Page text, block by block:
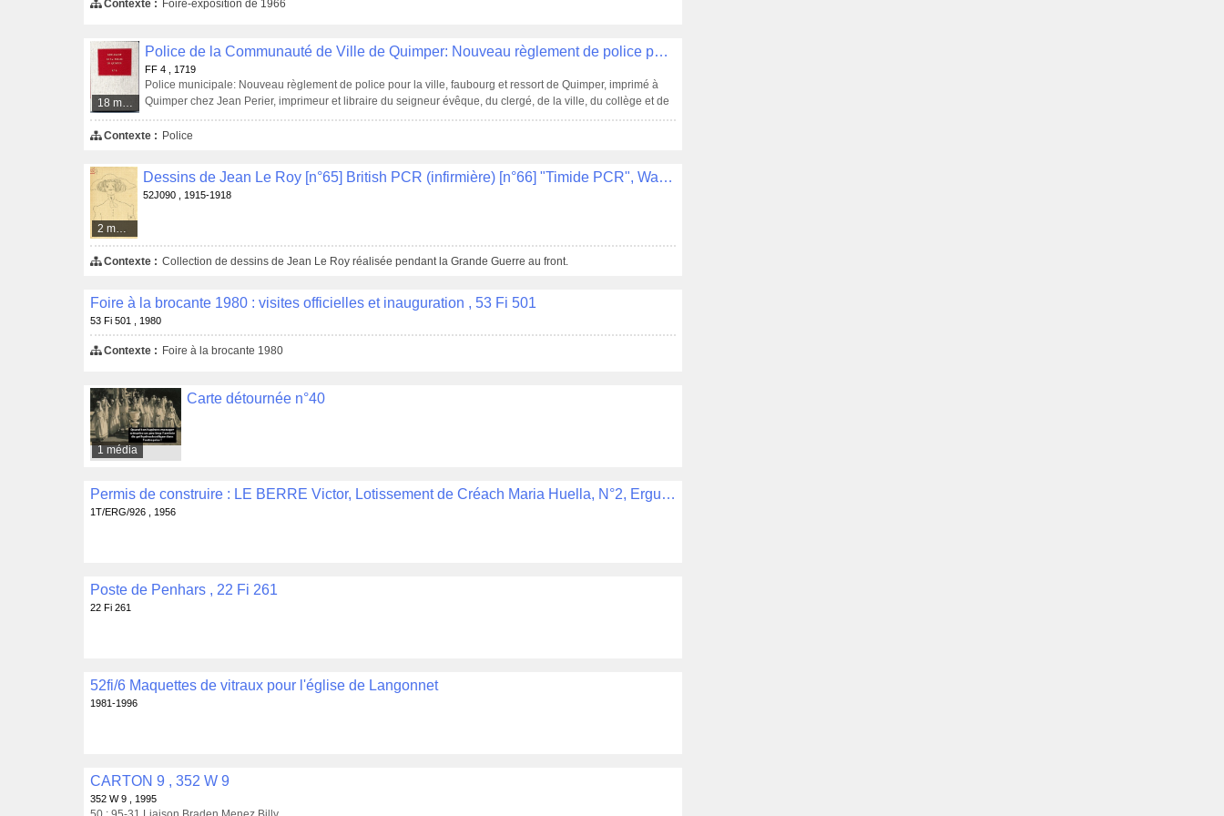
Contexte : Foire-exposition de 1966
Police de la Communauté de Ville de Quimper: Nouveau règlement de police pour la ville, faubourg et ressort de Quimper, imprimé chez Jean Périer, imprimeur libraire du seigneur Evêque, du Clergé, de la Ville, du Collège et de la Surintendance rue des Etaux, au bon pasteur avec approbation et permission , FF 4
FF 4 , 1719
Police municipale: Nouveau règlement de police pour la ville, faubourg et ressort de Quimper, imprimé à
Quimper chez Jean Perier, imprimeur et libraire du seigneur évêque, du clergé, de la ville, du collège et de
la sur-intendance, rue des Etaux, au bon Pasteur, 1719, avec approbation et permission.
Contexte : Police
2 médias
Dessins de Jean Le Roy [n°65] British PCR (infirmière) [n°66] "Timide PCR", Watronville , 52J090
52J090 , 1915-1918
Contexte : Collection de dessins de Jean Le Roy réalisée pendant la Grande Guerre au front.
Foire à la brocante 1980 : visites officielles et inauguration , 53 Fi 501
53 Fi 501 , 1980
Contexte : Foire à la brocante 1980
1 média
Carte détournée n°40
Permis de construire : LE BERRE Victor, Lotissement de Créach Maria Huella, N°2, Ergué-Armel, habitation, N° de PC 31420 CN accordé le 19-10-1956 , 1T/ERG/926
1T/ERG/926 , 1956
Poste de Penhars , 22 Fi 261
22 Fi 261
52fi/6 Maquettes de vitraux pour l'église de Langonnet
1981-1996
CARTON 9 , 352 W 9
352 W 9 , 1995